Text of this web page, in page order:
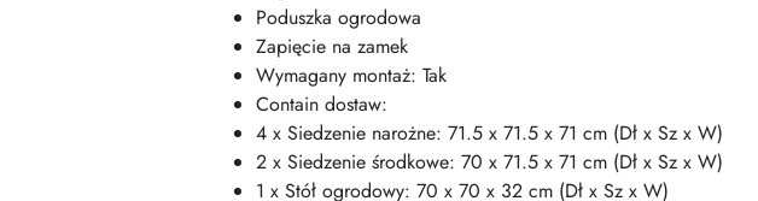
Poduszka ogrodowa
Zapięcie na zamek
Wymagany montaż: Tak
Contain dostaw:
4 x Siedzenie narożne: 71.5 x 71.5 x 71 cm (Dł x Sz x W)
2 x Siedzenie środkowe: 70 x 71.5 x 71 cm (Dł x Sz x W)
1 x Stół ogrodowy: 70 x 70 x 32 cm (Dł x Sz x W)